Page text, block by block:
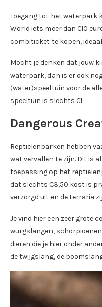
Toegang tot het waterpark
World iets meer dan €10
combiticket te kopen,
Mocht je denken dat jouw
waterpark, dan is er ook
(water)speeltuin voor de
speeltuin is slechts €1.
Dangerous
Reptielenparken hebben
wat vervallen te zijn. Dit is
toepassing op het
dat slechts €3,50 kost is
verzorgd uit en de terraria
Je vind hier een zeer grote
wurgslangen,
dieren die je hier onder
de twijgslang, de